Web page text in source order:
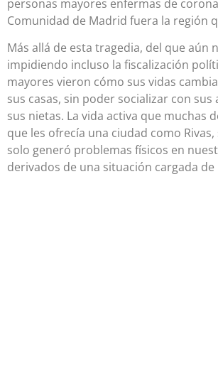
personas mayores enfermas de
Comunidad de Madrid fuera la región
Más allá de esta tragedia, del que
impidiendo incluso la fiscalización
mayores vieron cómo sus vidas
sus casas, sin poder socializar con
sus nietas. La vida activa que muchas
que les ofrecía una ciudad como
solo generó problemas físicos en
derivados de una situación cargada